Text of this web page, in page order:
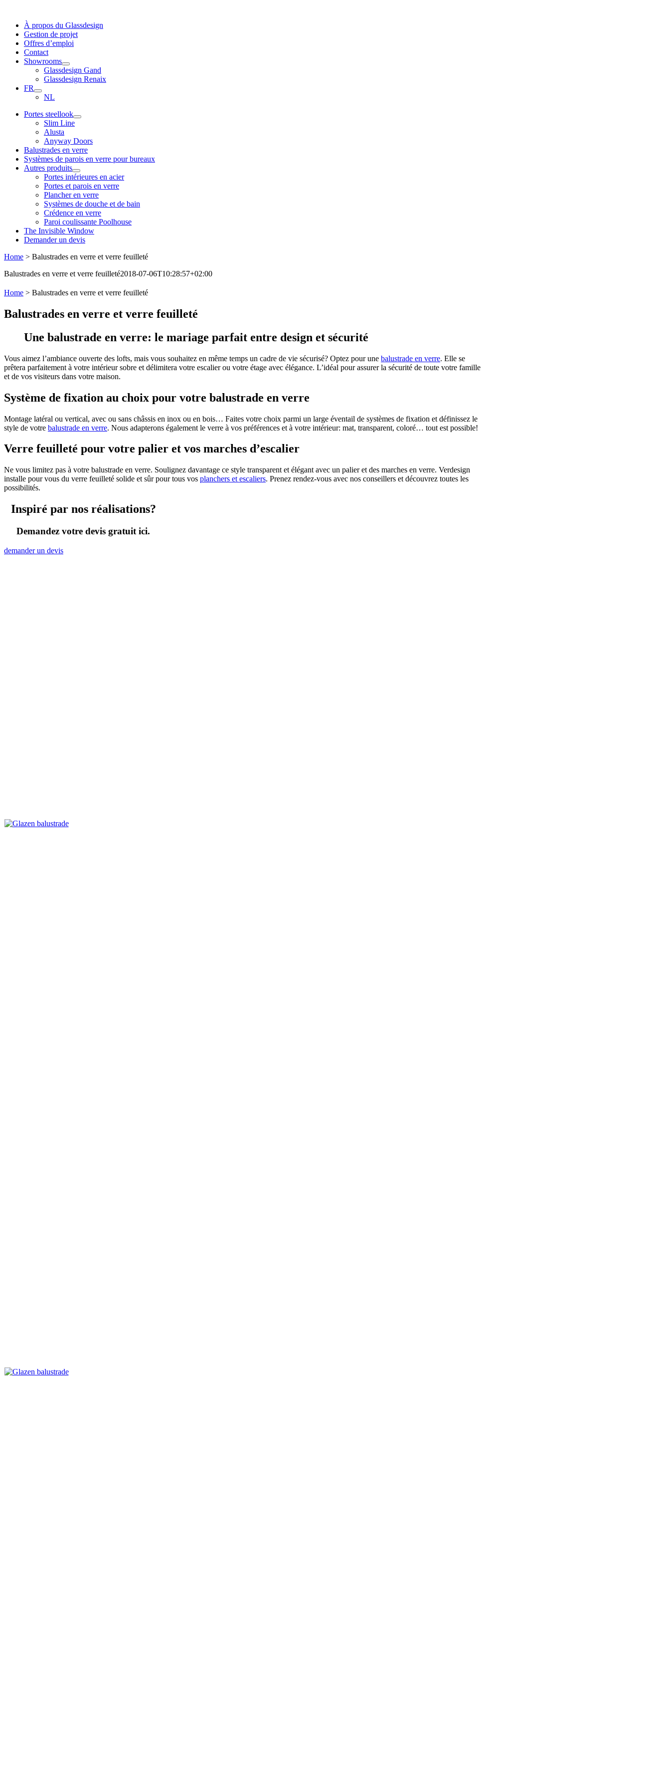
contentÀ propos du Glassdesign
Gestion de projet
Offres d’emploi
Contact
Showrooms
Glassdesign Gand
Glassdesign Renaix
FR
NL
Portes steellook
Slim Line
Alusta
Anyway Doors
Balustrades en verre
Systèmes de parois en verre pour bureaux
Autres produits
Portes intérieures en acier
Portes et parois en verre
Plancher en verre
Systèmes de douche et de bain
Crédence en verre
Paroi coulissante Poolhouse
The Invisible Window
Demander un devis
Home > Balustrades en verre et verre feuilleté
Balustrades en verre et verre feuilleté2018-07-06T10:28:57+02:00
Home > Balustrades en verre et verre feuilleté
Balustrades en verre et verre feuilleté
Une balustrade en verre: le mariage parfait entre design et sécurité
Vous aimez l’ambiance ouverte des lofts, mais vous souhaitez en même temps un cadre de vie sécurisé? Optez pour une balustrade en verre. Elle se
prêtera parfaitement à votre intérieur sobre et délimitera votre escalier ou votre étage avec élégance. L’idéal pour assurer la sécurité de toute votre famille
et de vos visiteurs dans votre maison.
Système de fixation au choix pour votre balustrade en verre
Montage latéral ou vertical, avec ou sans châssis en inox ou en bois… Faites votre choix parmi un large éventail de systèmes de fixation et définissez le
style de votre balustrade en verre. Nous adapterons également le verre à vos préférences et à votre intérieur: mat, transparent, coloré… tout est possible!
Verre feuilleté pour votre palier et vos marches d’escalier
Ne vous limitez pas à votre balustrade en verre. Soulignez davantage ce style transparent et élégant avec un palier et des marches en verre. Verdesign
installe pour vous du verre feuilleté solide et sûr pour tous vos planchers et escaliers. Prenez rendez-vous avec nos conseillers et découvrez toutes les
possibilités.
Inspiré par nos réalisations?
Demandez votre devis gratuit ici.
demander un devis